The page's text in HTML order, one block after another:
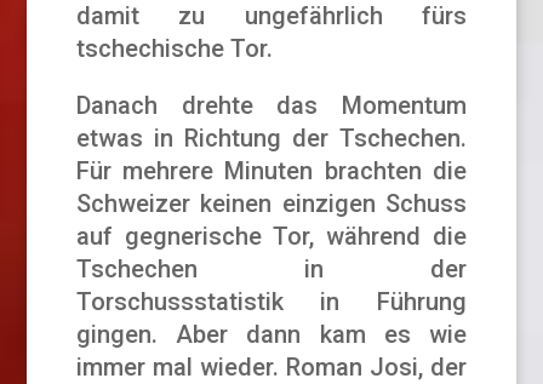
damit zu ungefährlich fürs
tschechische Tor.
Danach drehte das Momentum
etwas in Richtung der Tschechen.
Für mehrere Minuten brachten die
Schweizer keinen einzigen Schuss
auf gegnerische Tor, während die
Tschechen in der
Torschussstatistik in Führung
gingen. Aber dann kam es wie
immer mal wieder. Roman Josi, der